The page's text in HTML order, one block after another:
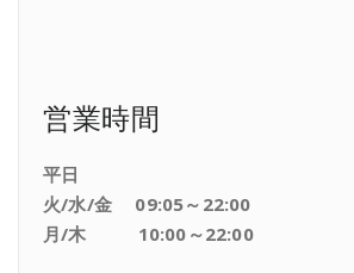
営業時間
平日
火/水/金 09:05～22:00
月/木 10:00～22:00